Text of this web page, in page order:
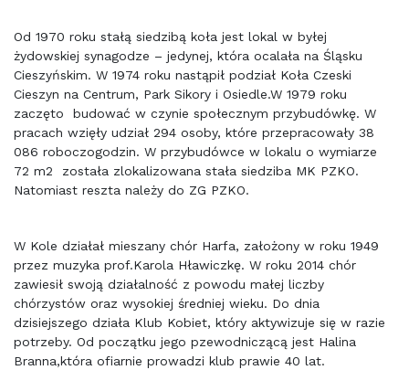
Od 1970 roku stałą siedzibą koła jest lokal w byłej
żydowskiej synagodze – jedynej, która ocalała na Śląsku
Cieszyńskim. W 1974 roku nastąpił podział Koła Czeski
Cieszyn na Centrum, Park Sikory i Osiedle.W 1979 roku
zaczęto budować w czynie społecznym przybudówkę. W
pracach wzięły udział 294 osoby, które przepracowały 38
086 roboczogodzin. W przybudówce w lokalu o wymiarze
72 m2 została zlokalizowana stała siedziba MK PZKO.
Natomiast reszta należy do ZG PZKO.
W Kole działał mieszany chór Harfa, założony w roku 1949
przez muzyka prof.Karola Hławiczkę. W roku 2014 chór
zawiesił swoją działalność z powodu małej liczby
chórzystów oraz wysokiej średniej wieku. Do dnia
dzisiejszego działa Klub Kobiet, który aktywizuje się w razie
potrzeby. Od początku jego pzewodniczącą jest Halina
Branna,która ofiarnie prowadzi klub prawie 40 lat.